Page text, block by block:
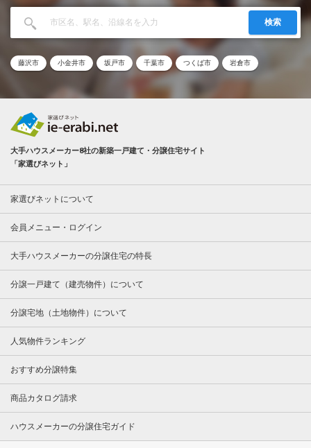
検索
藤沢市 小金井市 坂戸市 千葉市 つくば市 岩倉市
大手ハウスメーカー8社の新築一戸建て・分譲住宅サイト
「家選びネット」
家選びネットについて
会員メニュー・ログイン
大手ハウスメーカーの分譲住宅の特長
分譲一戸建て（建売物件）について
分譲宅地（土地物件）について
人気物件ランキング
おすすめ分譲特集
商品カタログ請求
ハウスメーカーの分譲住宅ガイド